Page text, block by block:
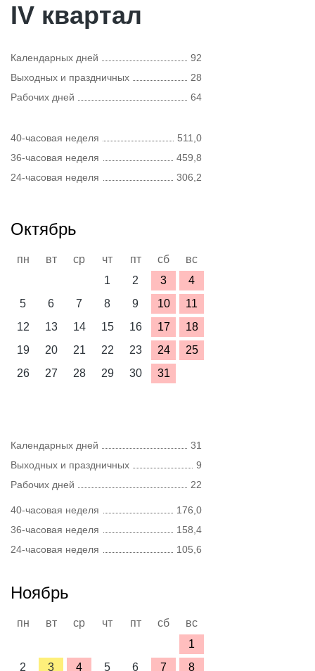
IV квартал
Календарных дней
92
Выходных и праздничных
28
Рабочих дней
64
40-часовая неделя
511,0
36-часовая неделя
459,8
24-часовая неделя
306,2
Октябрь
пн вт ср чт пт сб
вс
1
2 3
4
5
6 7 8 9 10
11
12
13 14 15 16 17
18
19
20 21 22 23 24
25
26
27 28 29 30 31
Календарных дней
31
Выходных и праздничных
9
Рабочих дней
22
40-часовая неделя
176,0
36-часовая неделя
158,4
24-часовая неделя
105,6
Ноябрь
пн вт ср чт пт сб
вс
1
2
3 4 5 6 7 8